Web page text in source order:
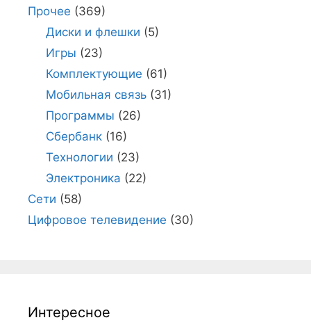
Прочее (369)
Диски и флешки (5)
Игры (23)
Комплектующие (61)
Мобильная связь(31)
Программы (26)
Сбербанк(16)
Технологии (23)
Электроника (22)
Сети (58)
Цифровое телевидение (30)
Интересное